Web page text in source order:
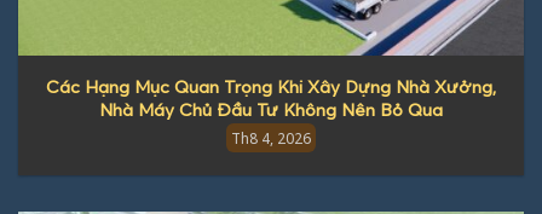
Các Hạng Mục Quan Trọng Khi Xây Dựng Nhà Xưởng,
Nhà Máy Chủ Đầu Tư Không Nên Bỏ Qua
Th8 4, 2026